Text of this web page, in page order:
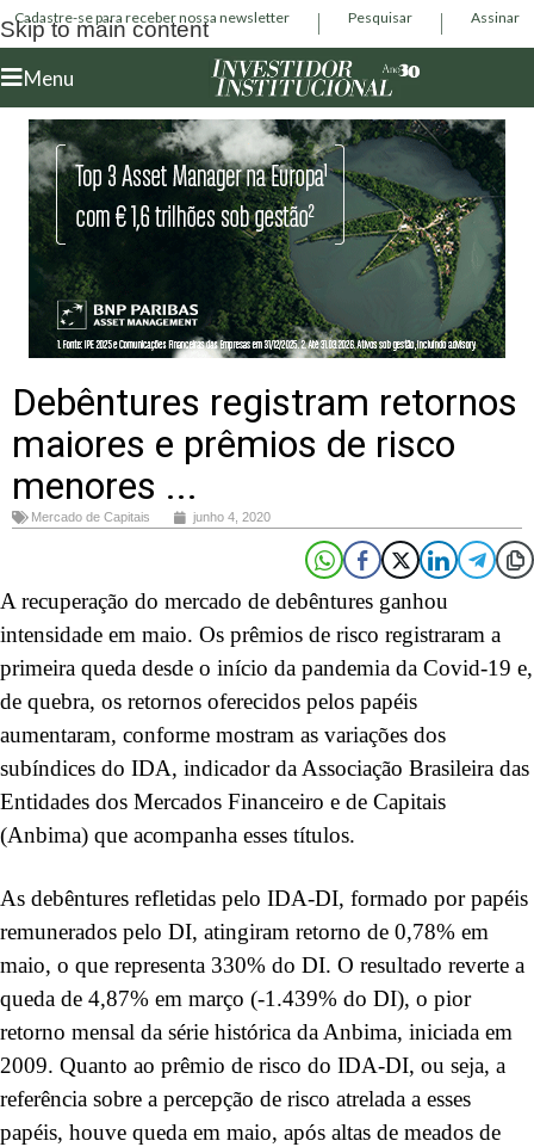
Skip to main content
Cadastre-se para receber nossa newsletter Pesquisar Assinar
Menu
Debêntures registram retornos
maiores e prêmios de risco
menores ...
Mercado de Capitais junho 4, 2020
A recuperação do mercado de debêntures ganhou
intensidade em maio. Os prêmios de risco registraram a
primeira queda desde o início da pandemia da Covid-19 e,
de quebra, os retornos oferecidos pelos papéis
aumentaram, conforme mostram as variações dos
subíndices do IDA, indicador da Associação Brasileira das
Entidades dos Mercados Financeiro e de Capitais
(Anbima) que acompanha esses títulos.
As debêntures refletidas pelo IDA-DI, formado por papéis
remunerados pelo DI, atingiram retorno de 0,78% em
maio, o que representa 330% do DI. O resultado reverte a
queda de 4,87% em março (-1.439% do DI), o pior
retorno mensal da série histórica da Anbima, iniciada em
2009. Quanto ao prêmio de risco do IDA-DI, ou seja, a
referência sobre a percepção de risco atrelada a esses
papéis, houve queda em maio, após altas de meados de